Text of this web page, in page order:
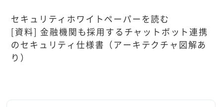
セキュリティホワイトペーパーを読む
[資料] 金融機関も採用するチャットボット連携
のセキュリティ仕様書（アーキテクチャ図解あ
り）